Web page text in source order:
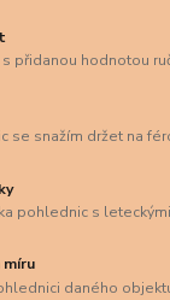
přidanou hodnotou
se snažím držet na
pohlednic s
míru
daného